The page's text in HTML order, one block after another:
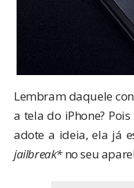
Lembram daquele
a tela do iPhone?
adote a ideia, ela já
jailbreak*no seu